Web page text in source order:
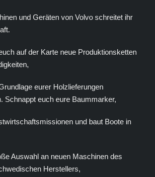
und Geräten von Volvo schreitet ihr
auf der Karte neue Produktionsketten
eurer Holzlieferungen
Schnappt euch eure Baummarker,
und baut Boote in
Auswahl an neuen Maschinen des
Herstellers,